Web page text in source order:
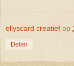
ellyscard creatief op
Delen